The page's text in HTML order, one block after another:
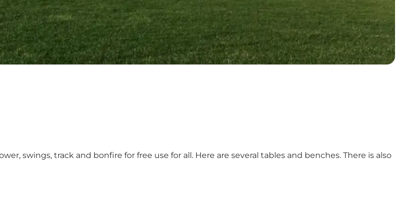
swings, track and bonfire for free use for all. Here are several tables and benches. There is also